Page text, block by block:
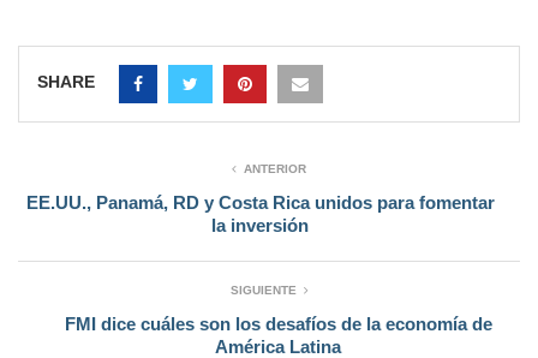
SHARE
ANTERIOR
EE.UU., Panamá, RD y Costa Rica unidos para fomentar
la inversión
SIGUIENTE
FMI dice cuáles son los desafíos de la economía de
América Latina